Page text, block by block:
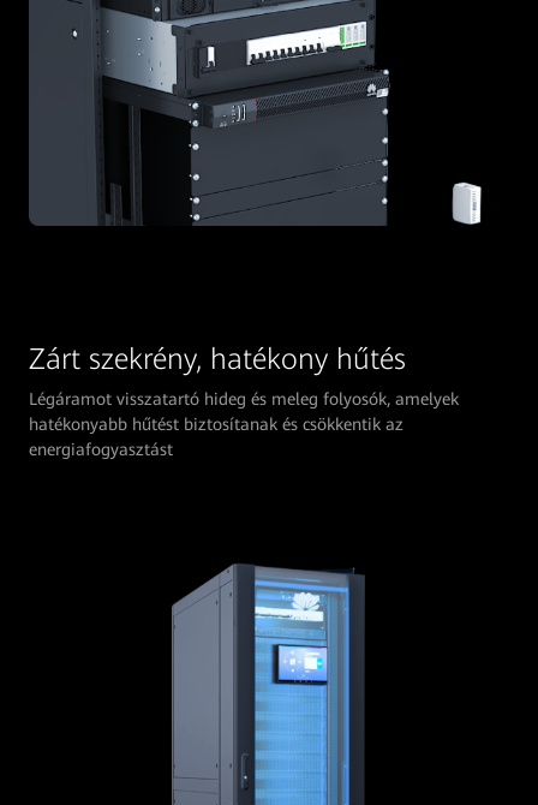
Zárt szekrény, hatékony hűtés
Légáramot visszatartó hideg és meleg folyosók, amelyek
hatékonyabb hűtést biztosítanak és csökkentik az
energiafogyasztást